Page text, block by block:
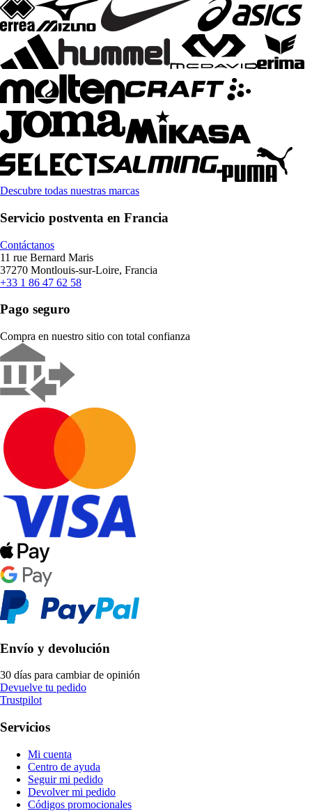
Descubre todas nuestras marcas
Servicio postventa en Francia
Contáctanos
11 rue Bernard Maris
37270 Montlouis-sur-Loire, Francia
+33 1 86 47 62 58
Pago seguro
Compra en nuestro sitio con total confianza
Envío y devolución
30 días para cambiar de opinión
Devuelve tu pedido
Trustpilot
Servicios
Mi cuenta
Centro de ayuda
Seguir mi pedido
Devolver mi pedido
Códigos promocionales